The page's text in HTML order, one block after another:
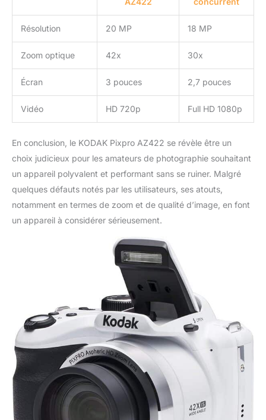
Résolution 20 MP 18 MP
Zoom optique 42x 30x
Écran 3 pouces 2,7 pouces
Vidéo HD 720p Full HD 1080p
En conclusion, le KODAK Pixpro AZ422 se révèle être un
choix judicieux pour les amateurs de photographie souhaitant
un appareil polyvalent et performant sans se ruiner. Malgré
quelques défauts notés par les utilisateurs, ses atouts,
notamment en termes de zoom et de qualité d’image, en font
un appareil à considérer sérieusement.